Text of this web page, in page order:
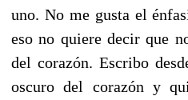
uno. No me gusta el
eso no quiere decir que
del corazón. Escribo
oscuro del corazón y